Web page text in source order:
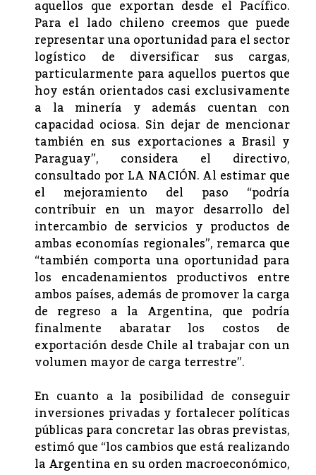
aquellos que exportan desde el Pacífico.
Para el lado chileno creemos que puede
representar una oportunidad para el sector
logístico de diversificar sus cargas,
particularmente para aquellos puertos que
hoy están orientados casi exclusivamente
a la minería y además cuentan con
capacidad ociosa. Sin dejar de mencionar
también en sus exportaciones a Brasil y
Paraguay”, considera el directivo,
consultado por LA NACIÓN. Al estimar que
el mejoramiento del paso “podría
contribuir en un mayor desarrollo del
intercambio de servicios y productos de
ambas economías regionales”, remarca que
“también comporta una oportunidad para
los encadenamientos productivos entre
ambos países, además de promover la carga
de regreso a la Argentina, que podría
finalmente abaratar los costos de
exportación desde Chile al trabajar con un
volumen mayor de carga terrestre”.
En cuanto a la posibilidad de conseguir
inversiones privadas y fortalecer políticas
públicas para concretar las obras previstas,
estimó que “los cambios que está realizando
la Argentina en su orden macroeconómico,